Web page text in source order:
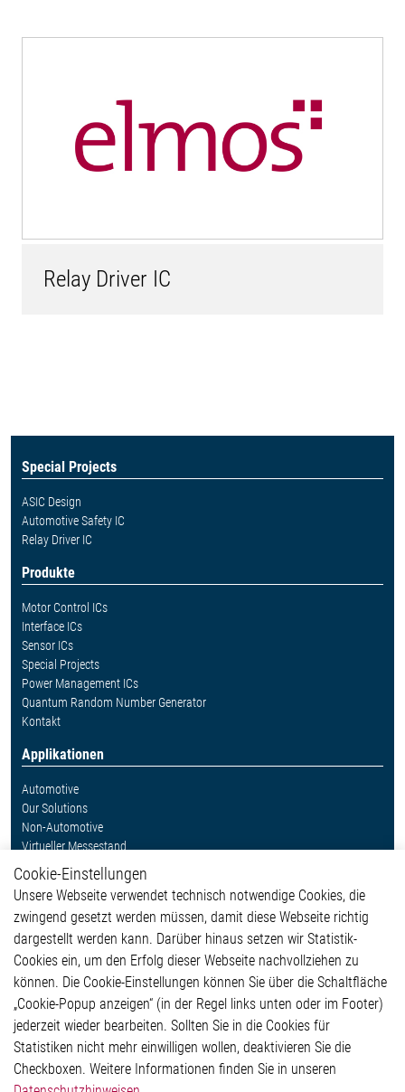
Relay Driver IC
Special Projects
ASIC Design
Automotive Safety IC
Relay Driver IC
Produkte
Motor Control ICs
Interface ICs
Sensor ICs
Special Projects
Power Management ICs
Quantum Random Number Generator
Kontakt
Applikationen
Automotive
Our Solutions
Non-Automotive
Virtueller Messestand
Weitere Links
Glossar
Kontakt
Hinweisgeberschutzsystem
Impressum
Datenschutzerklärung
Cookie-Popup anzeigen
Cookie-Einstellungen
Unsere Webseite verwendet technisch notwendige Cookies, die
zwingend gesetzt werden müssen, damit diese Webseite richtig
dargestellt werden kann. Darüber hinaus setzen wir Statistik-
Cookies ein, um den Erfolg dieser Webseite nachvollziehen zu
können. Die Cookie-Einstellungen können Sie über die Schaltfläche
„Cookie-Popup anzeigen“ (in der Regel links unten oder im Footer)
jederzeit wieder bearbeiten. Sollten Sie in die Cookies für
Statistiken nicht mehr einwilligen wollen, deaktivieren Sie die
Checkboxen. Weitere Informationen finden Sie in unseren